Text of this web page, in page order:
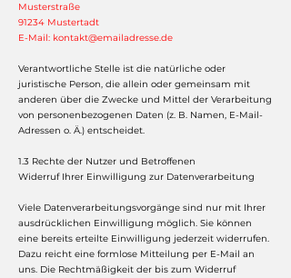
Musterstraße
91234 Mustertadt
E-Mail: kontakt@emailadresse.de
Verantwortliche Stelle ist die natürliche oder
juristische Person, die allein oder gemeinsam mit
anderen über die Zwecke und Mittel der Verarbeitung
von personenbezogenen Daten (z. B. Namen, E-Mail-
Adressen o. Ä.) entscheidet.
1.3 Rechte der Nutzer und Betroffenen
Widerruf Ihrer Einwilligung zur Datenverarbeitung
Viele Datenverarbeitungsvorgänge sind nur mit Ihrer
ausdrücklichen Einwilligung möglich. Sie können
eine bereits erteilte Einwilligung jederzeit widerrufen.
Dazu reicht eine formlose Mitteilung per E-Mail an
uns. Die Rechtmäßigkeit der bis zum Widerruf